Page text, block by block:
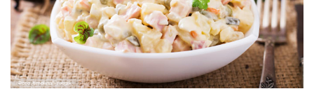
Фото: timolina/Freepik